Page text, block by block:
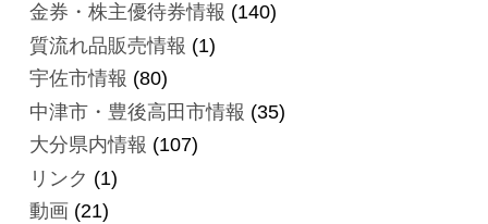
金券・株主優待券情報 (140)
質流れ品販売情報 (1)
宇佐市情報 (80)
中津市・豊後高田市情報 (35)
大分県内情報 (107)
リンク (1)
動画 (21)